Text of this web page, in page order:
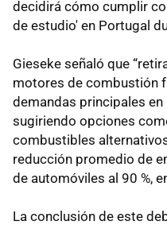
decidirá cómo cumplir
de estudio' en Portugal
Gieseke señaló que
motores de combustión
demandas principales en
sugiriendo opciones
combustibles
reducción promedio de
de automóviles al 90 %,
La conclusión de este